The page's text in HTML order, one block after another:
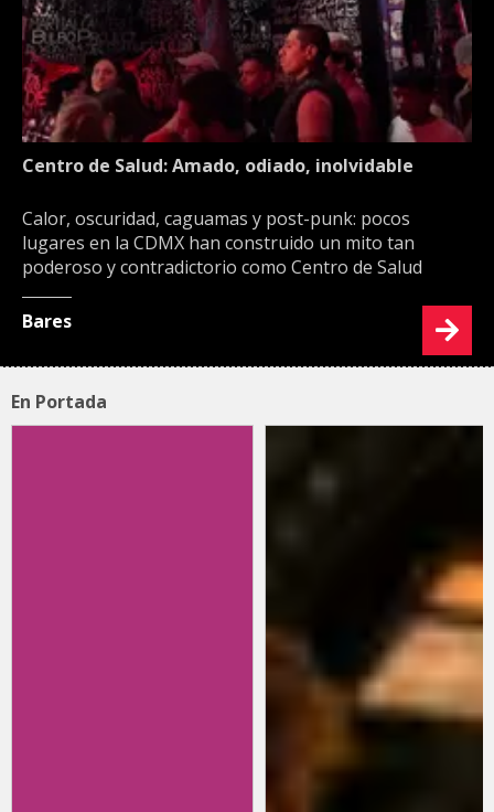
Centro de Salud: Amado, odiado, inolvidable
Calor, oscuridad, caguamas y post-punk: pocos
lugares en la CDMX han construido un mito tan
poderoso y contradictorio como Centro de Salud
Bares
En Portada